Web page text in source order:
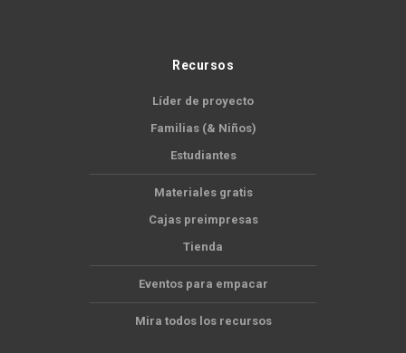
Recursos
Líder de proyecto
Familias (& Niños)
Estudiantes
Materiales gratis
Cajas preimpresas
Tienda
Eventos para empacar
Mira todos los recursos